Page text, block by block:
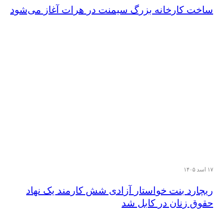
ساخت کارخانه بزرگ سیمنت در هرات آغاز می‌شود
۱۷ اسد ۱۴۰۵
ریچارد بنت خواستار آزادی شش کارمند یک نهاد
حقوق زنان در کابل شد